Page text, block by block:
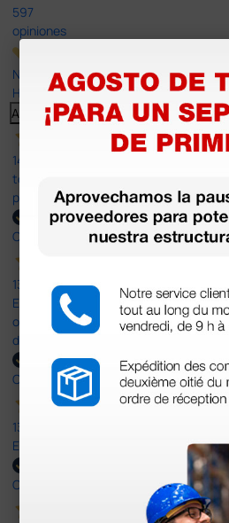
597
opiniones
Nuestras reseñas de 4 y 5 estrellas.
Haga clic aquí para leerlos todos >
Anterior
Siguiente
14 Jul 2026
todo correcto. podria señalar que un
plazo de entrega se alarga.
Comprador verificado
13 Jul 2026
Es fácil hacer el pedido. El producto,
otras plataformas de material médico.
del doble que en cualquier otra
Comprador verificado
13 Jul 2026
Excelente
Comprador verificado